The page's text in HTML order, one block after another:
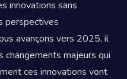
innovations sans
perspectives
avançons vers 2025, il
majeurs qui
ces innovations vont